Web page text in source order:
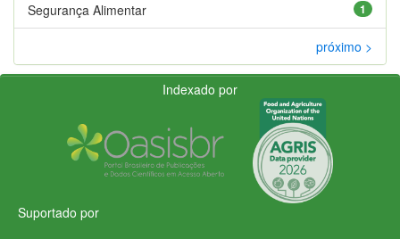
1
Segurança Alimentar
próximo >
Indexado por
Suportado por